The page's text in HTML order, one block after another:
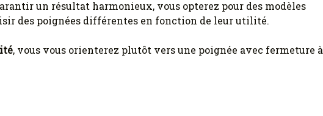
un résultat harmonieux, vous opterez pour des modèles
des poignées différentes en fonction de leur utilité.
, vous vous orienterez plutôt vers une poignée avec fermeture à